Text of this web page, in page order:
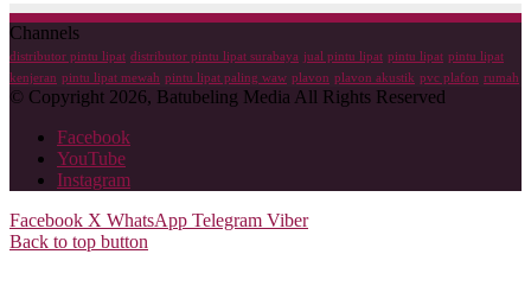
Channels
distributor pintu lipat distributor pintu lipat surabaya jual pintu lipat pintu lipat pintu lipat
kenjeran pintu lipat mewah pintu lipat paling waw plavon plavon akustik pvc plafon rumah
© Copyright 2026, Batubeling Media All Rights Reserved
Facebook
YouTube
Instagram
Facebook X WhatsApp Telegram Viber
Back to top button